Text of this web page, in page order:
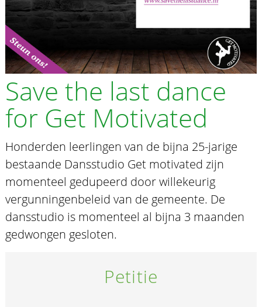
Save the last dance
for Get Motivated
Honderden leerlingen van de bijna 25-jarige
bestaande Dansstudio Get motivated zijn
momenteel gedupeerd door willekeurig
vergunningenbeleid van de gemeente. De
dansstudio is momenteel al bijna 3 maanden
gedwongen gesloten.
Petitie